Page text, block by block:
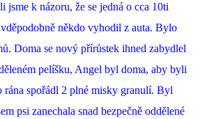
NÁM :-)
Fretky Boleslav, z.s.
Trnová 15
294 25 Katusice
jsme k názoru, že se jedná o cca 10ti
někdo vyhodil z auta. Bylo
Doma se nový přírůstek ihned zabydlel
pelíšku, Angel byl doma, aby byli
spořádl 2 plné misky granulí. Byl
psi zanechala snad bezpečně oddělené